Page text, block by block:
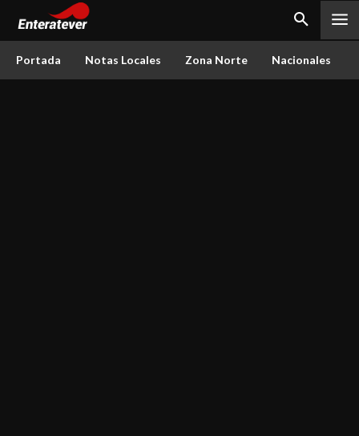
Portada Notas Locales Zona Norte Nacionales